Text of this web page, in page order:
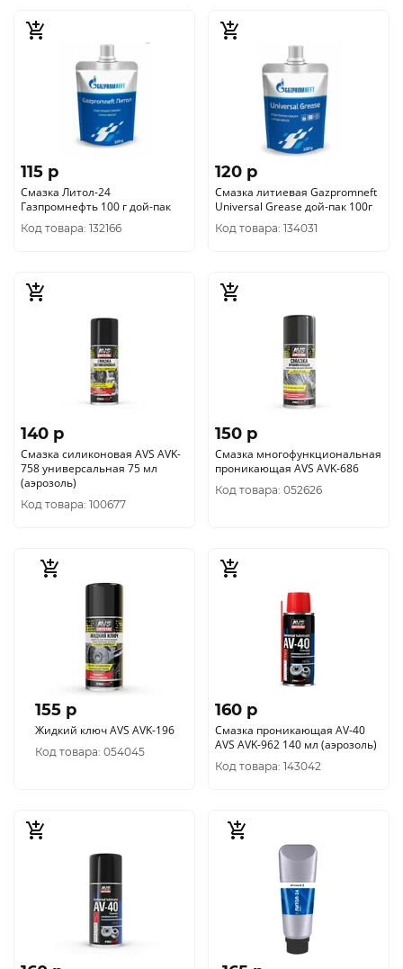
115 p
Смазка Литол-24
Газпромнефть 100 г дой-пак
Код товара: 132166
120 p
Смазка литиевая Gazpromneft
Universal Grease дой-пак 100г
Код товара: 134031
140 p
Смазка силиконовая AVS AVK-
758 универсальная 75 мл
(аэрозоль)
Код товара: 100677
150 p
Смазка многофункциональная
проникающая AVS AVK-686
Код товара: 052626
155 p
Жидкий ключ AVS AVK-196
Код товара: 054045
160 p
Смазка проникающая AV-40
AVS AVK-962 140 мл (аэрозоль)
Код товара: 143042